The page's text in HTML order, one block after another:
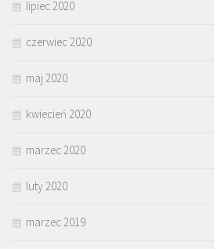
lipiec 2020
czerwiec 2020
maj 2020
kwiecień 2020
marzec 2020
luty 2020
marzec 2019